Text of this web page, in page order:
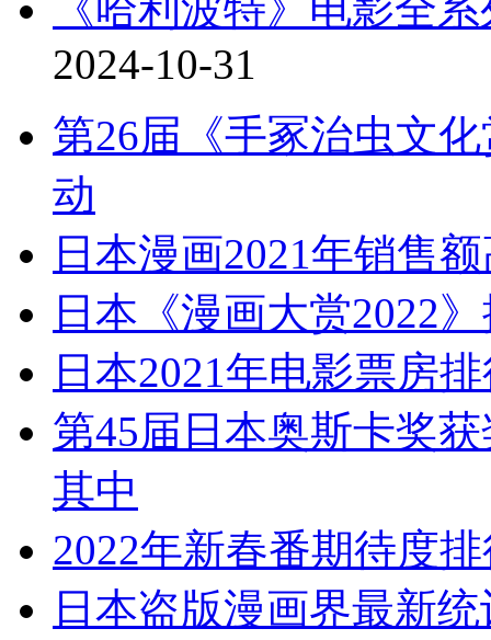
第26届《手冢治虫文
动
日本漫画2021年销售
日本《漫画大赏2022
日本2021年电影票房
第45届日本奥斯卡奖
其中
2022年新春番期待度
日本盗版漫画界最新
2021虚拟偶像VTuber